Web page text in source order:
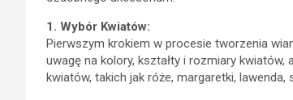
1. Wybór Kwiatów:
Pierwszym krokiem w procesie tworzenia
uwagę na kolory, kształty i rozmiary
kwiatów, takich jak róże, margaretki,